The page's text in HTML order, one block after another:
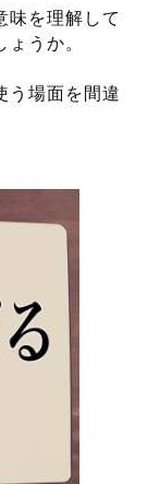
味を理解して
うか。
う場面を間違